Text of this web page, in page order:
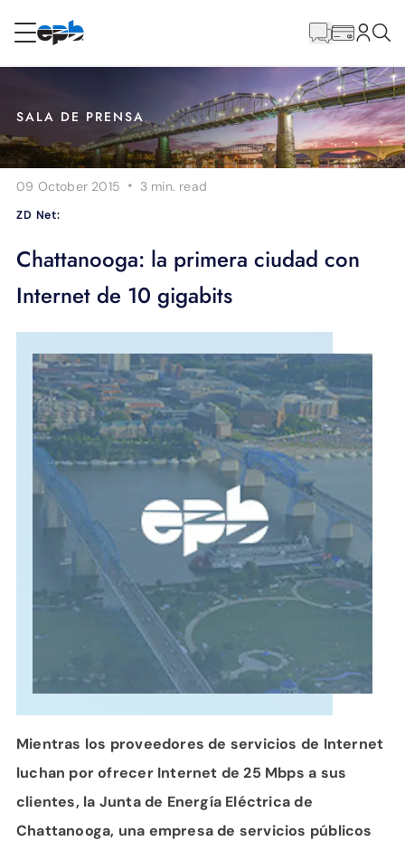
Internet
Energía
Televisión
Teléfono
BLOG
APOYO
IDIOMA
principal
SALA DE PRENSA
09 October 2015 · 3 min. read
ZD Net:
Chattanooga: la primera ciudad con
Internet de 10 gigabits
Mientras los proveedores de servicios de Internet
luchan por ofrecer Internet de 25 Mbps a sus
clientes, la Junta de Energía Eléctrica de
Chattanooga, una empresa de servicios públicos